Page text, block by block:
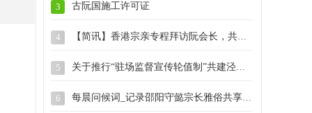
3 古阮国施工许可证
4 【简讯】香港宗亲专程拜访阮会长，共商古阮
5 关于推行“驻场监督宣传轮值制”共建泾川总
6 每晨问候词_记录邵阳守懿宗长雅俗共享的文